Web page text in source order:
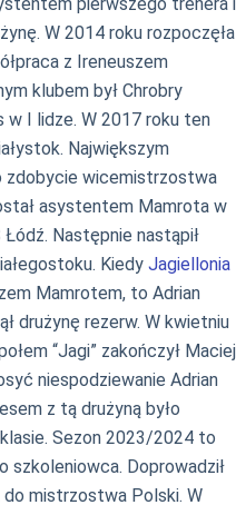
W 2014 roku rozpoczęła
z Ireneuszem
klubem był Chrobry
w I lidze. W 2017 roku ten
Największym
zdobycie wicemistrzostwa
asystentem Mamrota w
Następnie nastąpił
Kiedy Jagiellonia
Mamrotem, to Adrian
drużynę rezerw. W kwietniu
“Jagi” zakończył Maciej
niespodziewanie Adrian
z tą drużyną było
Sezon 2023/2024 to
szkoleniowca. Doprowadził
mistrzostwa Polski. W